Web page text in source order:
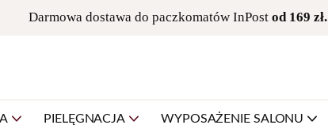
Darmowa dostawa do paczkomatów InPost od 169 zł.
PIELĘGNACJA WYPOSAŻENIE SALONU